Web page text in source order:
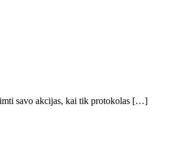
savo akcijas, kai tik protokolas […]